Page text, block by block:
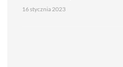
16 stycznia 2023